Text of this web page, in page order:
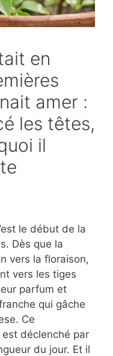
en
amer :
les têtes,
il
le début de la
Dès que la
vers la floraison,
vers les tiges
parfum et
qui gâche
Ce
est déclenché par
du jour. Et il